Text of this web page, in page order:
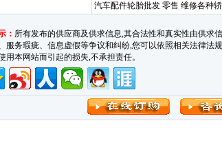
汽车配件轮胎批发 零售 维修各种
： 所有发布的供应商及供求信息,其合法性和真实性由供求
服务瑕疵、信息虚假等争议和纠纷,您可以依照相关法律法
用本网站而引起的损失,不承担责任。